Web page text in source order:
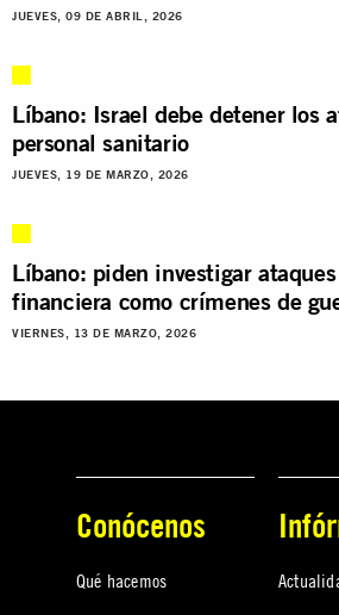
JUEVES, 09 DE ABRIL, 2026
Líbano: Israel debe detener los
personal sanitario
JUEVES, 19 DE MARZO, 2026
Líbano: piden investigar
financiera como crímenes de
VIERNES, 13 DE MARZO, 2026
Conócenos
Qué hacemos